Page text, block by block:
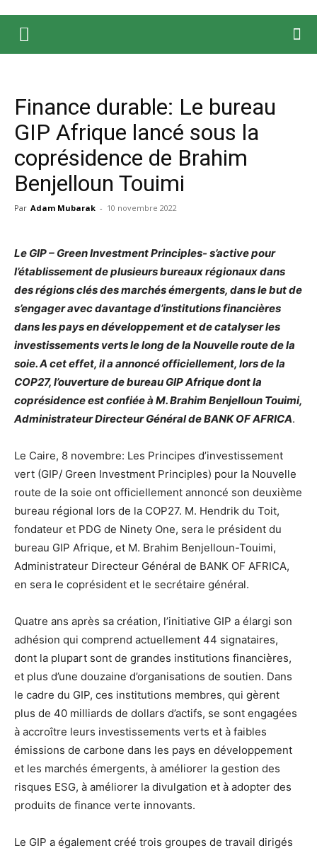
Finance durable: Le bureau
GIP Afrique lancé sous la
coprésidence de Brahim
Benjelloun Touimi
Par Adam Mubarak - 10 novembre 2022
Le GIP – Green Investment Principles- s’active pour
l’établissement de plusieurs bureaux régionaux dans
des régions clés des marchés émergents, dans le but de
s’engager avec davantage d’institutions financières
dans les pays en développement et de catalyser les
investissements verts le long de la Nouvelle route de la
soie. A cet effet, il a annoncé officiellement, lors de la
COP27, l’ouverture de bureau GIP Afrique dont la
coprésidence est confiée à M. Brahim Benjelloun Touimi,
Administrateur Directeur Général de BANK OF AFRICA.
Le Caire, 8 novembre: Les Principes d’investissement
vert (GIP/ Green Investment Principles) pour la Nouvelle
route de la soie ont officiellement annoncé son deuxième
bureau régional lors de la COP27. M. Hendrik du Toit,
fondateur et PDG de Ninety One, sera le président du
bureau GIP Afrique, et M. Brahim Benjelloun-Touimi,
Administrateur Directeur Général de BANK OF AFRICA,
en sera le coprésident et le secrétaire général.
Quatre ans après sa création, l’initiative GIP a élargi son
adhésion qui comprend actuellement 44 signataires,
dont la plupart sont de grandes institutions financières,
et plus d’une douzaine d’organisations de soutien. Dans
le cadre du GIP, ces institutions membres, qui gèrent
plus de 40 milliards de dollars d’actifs, se sont engagées
à accroître leurs investissements verts et à faibles
émissions de carbone dans les pays en développement
et les marchés émergents, à améliorer la gestion des
risques ESG, à améliorer la divulgation et à adopter des
produits de finance verte innovants.
Le GIP a également créé trois groupes de travail dirigés